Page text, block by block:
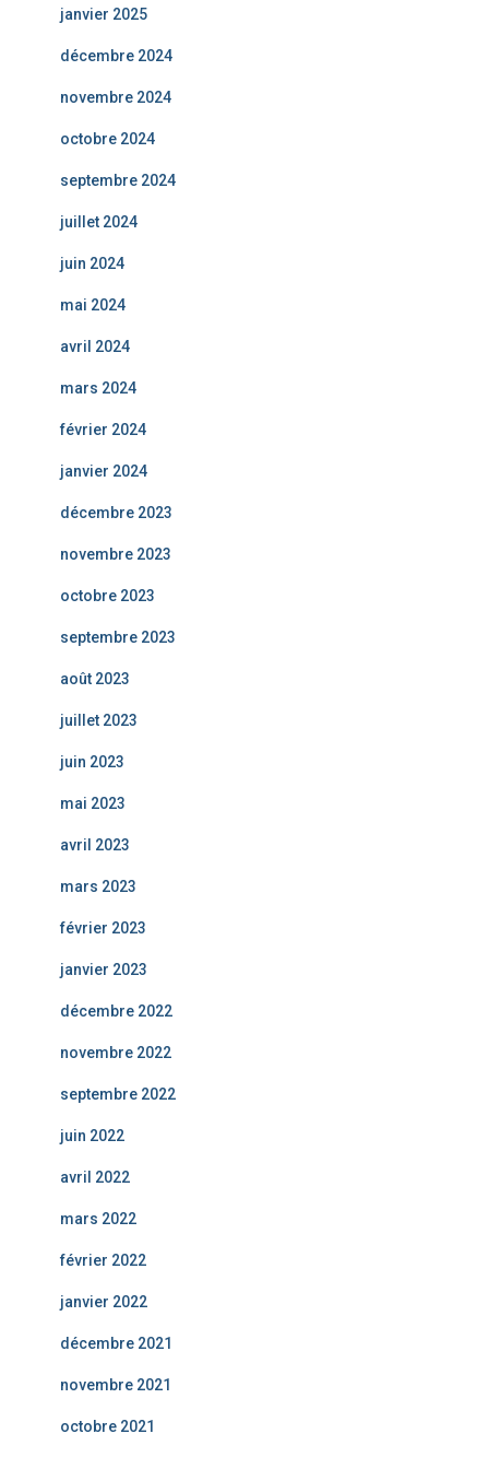
janvier 2025
décembre 2024
novembre 2024
octobre 2024
septembre 2024
juillet 2024
juin 2024
mai 2024
avril 2024
mars 2024
février 2024
janvier 2024
décembre 2023
novembre 2023
octobre 2023
septembre 2023
août 2023
juillet 2023
juin 2023
mai 2023
avril 2023
mars 2023
février 2023
janvier 2023
décembre 2022
novembre 2022
septembre 2022
juin 2022
avril 2022
mars 2022
février 2022
janvier 2022
décembre 2021
novembre 2021
octobre 2021